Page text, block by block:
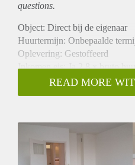
questions.
Object: Direct bij de eigenaar
Huurtermijn: Onbepaalde
Oplevering: Gestoffeerd
Inkomen eis: Ja 2,8 x bruto
Garantiestelling mogelijk: Ja
Borg: 1 maand
Gedeelde Douche: Nee
Gedeelde woonkamer: Nee
READ MORE